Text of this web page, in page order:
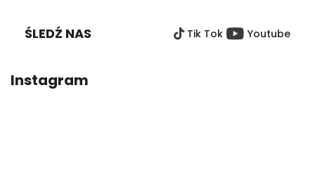
ŚLEDŹ NAS Tik Tok Youtube
Instagram